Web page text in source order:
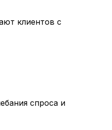
клиентов с
спроса и